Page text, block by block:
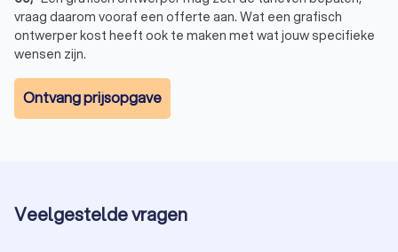
vraag daarom vooraf een offerte aan. Wat een grafisch
ontwerper kost heeft ook te maken met wat jouw specifieke
wensen zijn.
Ontvang prijsopgave
Veelgestelde vragen